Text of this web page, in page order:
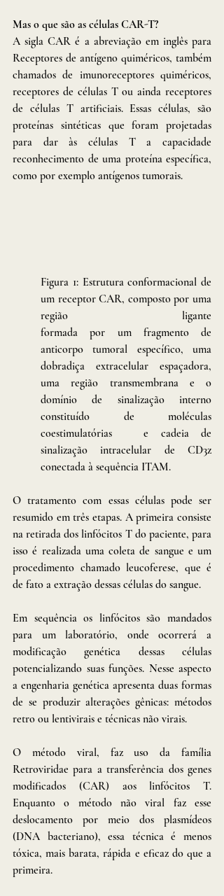
Mas o que são as células CAR-T?
A sigla CAR é a abreviação em inglês para
Receptores de antígeno quiméricos, também
chamados de imunoreceptores quiméricos,
receptores de células T ou ainda receptores
de células T artificiais. Essas células, são
proteínas sintéticas que foram projetadas
para dar às células T a capacidade
reconhecimento de uma proteína específica,
como por exemplo antígenos tumorais.
Figura 1: Estrutura conformacional de
um receptor CAR, composto por uma
região ligante
formada por um fragmento de
anticorpo tumoral específico, uma
dobradiça extracelular espaçadora,
uma região transmembrana e o
domínio de sinalização interno
constituído de moléculas
coestimulatórias 	e cadeia de
sinalização intracelular de CD3z
conectada à sequência ITAM.
O tratamento com essas células pode ser
resumido em três etapas. A primeira consiste
na retirada dos linfócitos T do paciente, para
isso é realizada uma coleta de sangue e um
procedimento chamado leucoferese, que é
de fato a extração dessas células do sangue.
Em sequência os linfócitos são mandados
para um laboratório, onde ocorrerá a
modificação genética dessas células
potencializando suas funções. Nesse aspecto
a engenharia genética apresenta duas formas
de se produzir alterações gênicas: métodos
retro ou lentivirais e técnicas não virais.
O método viral, faz uso da família
Retroviridae para a transferência dos genes
modificados (CAR) aos linfócitos T.
Enquanto o método não viral faz esse
deslocamento por meio dos plasmídeos
(DNA bacteriano), essa técnica é menos
tóxica, mais barata, rápida e eficaz do que a
primeira.